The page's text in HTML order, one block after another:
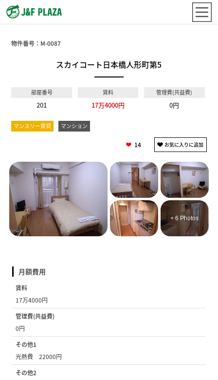
物件番号： M-0087
スカイコート日本橋人形町第5
部屋番号
201
賃料
17万4000円
管理費(共益費)
0円
マンスリー賃貸 マンション
14
+ 6 Photos
月額費用
賃料
17万4000円
管理費(共益費)
0円
その他1
光熱費 22000円
その他2